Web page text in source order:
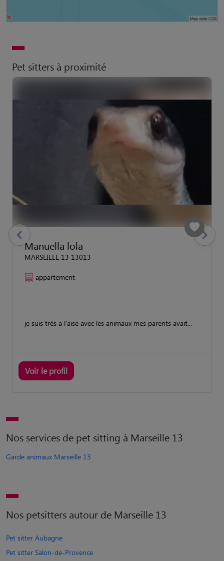
Pet sitters à proximité
Manuella lola
MARSEILLE 13 13013
appartement
je suis très a l'aise avec les animaux mes parents avait...
Voir le profil
previous Suivant
Nos services de pet sitting à Marseille 13
Garde animaux Marseille 13
Nos petsitters autour de Marseille 13
Pet sitter Aubagne
Pet sitter Salon-de-Provence